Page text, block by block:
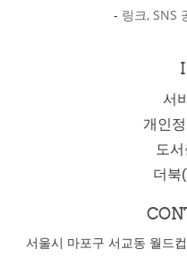
- 링크, SNS
서
개인
도
더북
서울시 마포구 서교동 월드